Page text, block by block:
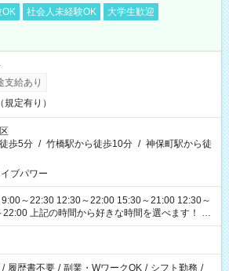
OK 社会人未経験OK
大学生歓迎
支給あり
規定有り）
歩5分 / 竹橋駅から徒歩10分 / 神保町駅から徒
ブパワー
9:00～22:30 12:30～22:00 15:30～21:00 12:30～
間を選べます！ ※
る可能性があります
/ 履歴書不要 / 副業・WワークOK / シフト勤務 /